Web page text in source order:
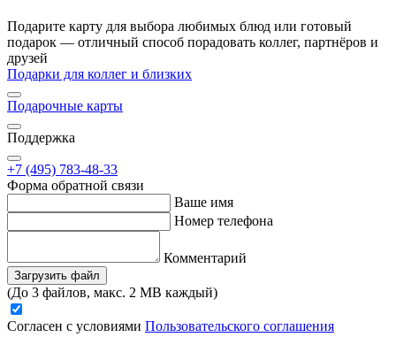
Подарите карту для выбора любимых блюд или готовый
подарок — отличный способ порадовать коллег, партнёров и
друзей
Подарки для коллег и близких
Подарочные карты
Поддержка
+7 (495) 783-48-33
Форма обратной связи
Ваше имя
Номер телефона
Комментарий
Загрузить файл
(До 3 файлов, макс. 2 MB каждый)
Согласен с условиями Пользовательского соглашения